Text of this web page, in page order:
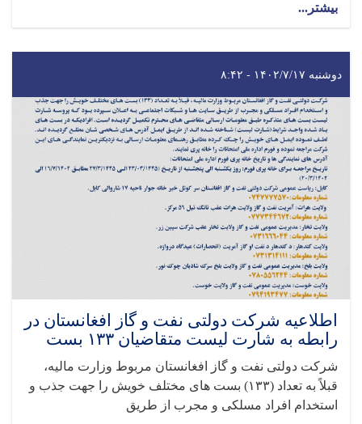
بیشتر...
دوشنبه ۱۴۰۲/۷/۱۷ - ۸:۴۲
اطلاعیه شرکت دولتی نفت و گاز افغانستان در
رابطه به شارت لیست متقاضیان ۱۳۳ بست
شرکت دولتی نفت و گاز افغانستان مربوط وزارت مالیه،
قبلاً به تعداد (۱۳۳) بست های مختلف خویش را جهت جذب و
استخدام افراد مسلکی و مجرب از طریق